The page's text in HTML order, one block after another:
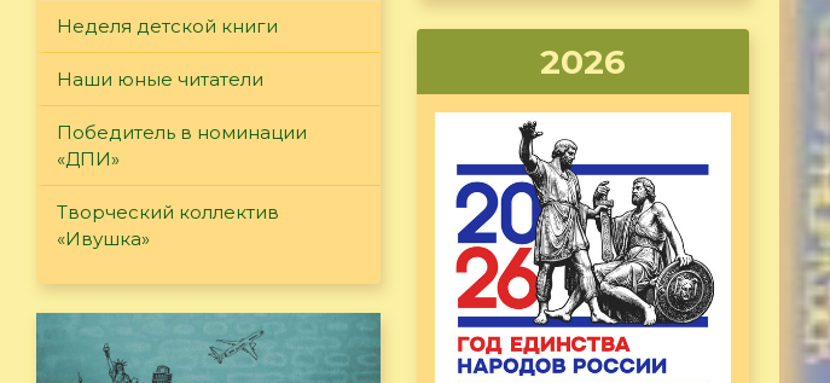
Неделя детской книги
Наши юные читатели
Победитель в номинации
«ДПИ»
Творческий коллектив
«Ивушка»
2026